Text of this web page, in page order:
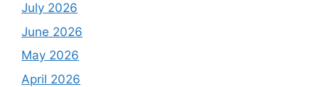
July 2026
June 2026
May 2026
April 2026